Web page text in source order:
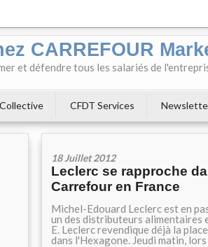
CARREFOUR
et défendre tous les salariés de
CFDT Services
18 Juillet 2012
Leclerc se rapproche
Carrefour en France
Michel-Edouard Leclerc est en
un des distributeurs alimentaires
E. Leclerc revendique déjà la
dans l'Hexagone. Jeudi matin,